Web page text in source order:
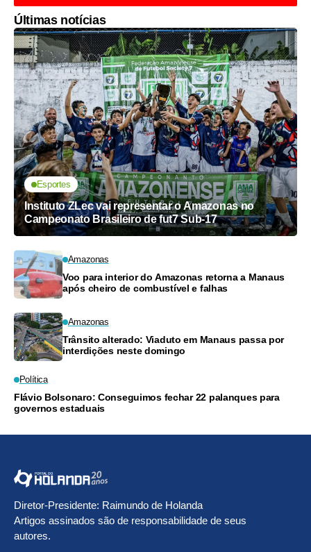
Últimas notícias
Esportes
Instituto ZLec vai representar o Amazonas no
Campeonato Brasileiro de fut7 Sub-17
Amazonas
Voo para interior do Amazonas retorna a Manaus
após cheiro de combustível e falhas
Amazonas
Trânsito alterado: Viaduto em Manaus passa por
interdições neste domingo
Política
Flávio Bolsonaro: Conseguimos fechar 22 palanques para
governos estaduais
Diretor-Presidente: Raimundo de Holanda
Artigos assinados são de responsabilidade de seus
autores.